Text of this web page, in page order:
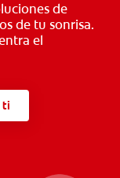
de
de tu sonrisa.
el
ti